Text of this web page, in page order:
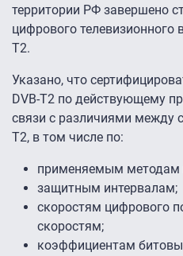
территории РФ завершено
цифрового телевизионного
T2.
Указано, что
DVB-T2 по действующему
связи с различиями между
T2, в том числе по:
применяемым методам
защитным интервалам;
скоростям цифрового
скоростям;
коэффициентам